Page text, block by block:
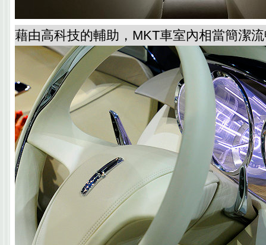
藉由高科技的輔助，MKT車室內相當簡潔